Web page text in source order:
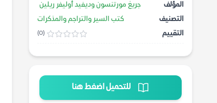
المؤلف
جريغ مورتنسون وديفيد أوليفر ريلين
التصنيف
كتب السير والتراجم والمذكرات
التقييم
(0)
للتحميل اضغط هنا